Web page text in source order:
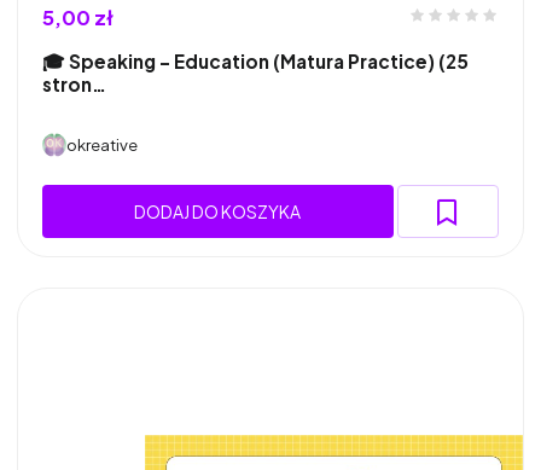
5,00 zł
🎓 Speaking – Education (Matura Practice) (25
stron…
okreative
DODAJ DO KOSZYKA